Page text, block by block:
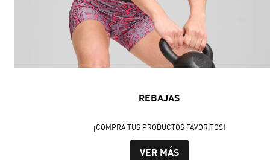
REBAJAS
¡COMPRA TUS PRODUCTOS FAVORITOS!
VER MÁS